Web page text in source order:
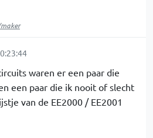
waren er een paar die
een paar die ik nooit of slecht
van de EE2000 / EE2001